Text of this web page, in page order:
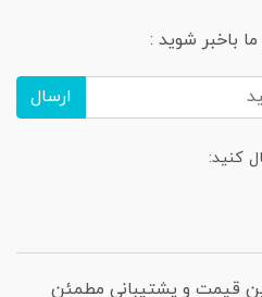
باخبر شوید :
ارسال
کنید:
قیمت و پشتیبانی مطمئن